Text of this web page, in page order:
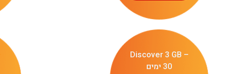
Discover 3 GB –
30 ימים